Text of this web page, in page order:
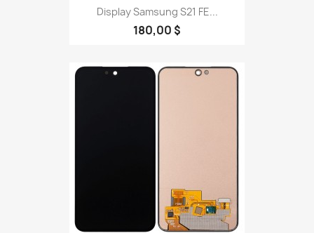
Display Samsung S21 FE...
180,00 $